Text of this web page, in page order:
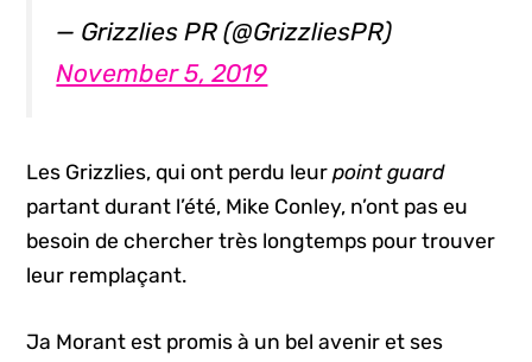
— Grizzlies PR (@GrizzliesPR)
November 5, 2019
Les Grizzlies, qui ont perdu leurpoint guard
partant durant l’été, Mike Conley, n’ont pas eu
besoin de chercher très longtemps pour trouver
leur remplaçant.
Ja Morant est promis à un bel avenir et ses